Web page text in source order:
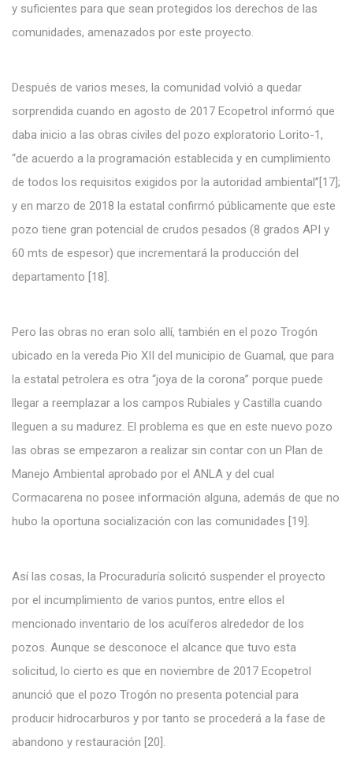
y suficientes para que sean protegidos los derechos de las
comunidades, amenazados por este proyecto.
Después de varios meses, la comunidad volvió a quedar
sorprendida cuando en agosto de 2017 Ecopetrol informó que
daba inicio a las obras civiles del pozo exploratorio Lorito-1,
“de acuerdo a la programación establecida y en cumplimiento
de todos los requisitos exigidos por la autoridad ambiental”[17];
y en marzo de 2018 la estatal confirmó públicamente que este
pozo tiene gran potencial de crudos pesados (8 grados API y
60 mts de espesor) que incrementará la producción del
departamento [18].
Pero las obras no eran solo allí, también en el pozo Trogón
ubicado en la vereda Pio XII del municipio de Guamal, que para
la estatal petrolera es otra “joya de la corona” porque puede
llegar a reemplazar a los campos Rubiales y Castilla cuando
lleguen a su madurez. El problema es que en este nuevo pozo
las obras se empezaron a realizar sin contar con un Plan de
Manejo Ambiental aprobado por el ANLA y del cual
Cormacarena no posee información alguna, además de que no
hubo la oportuna socialización con las comunidades [19].
Así las cosas, la Procuraduría solicitó suspender el proyecto
por el incumplimiento de varios puntos, entre ellos el
mencionado inventario de los acuíferos alrededor de los
pozos. Aunque se desconoce el alcance que tuvo esta
solicitud, lo cierto es que en noviembre de 2017 Ecopetrol
anunció que el pozo Trogón no presenta potencial para
producir hidrocarburos y por tanto se procederá a la fase de
abandono y restauración [20].